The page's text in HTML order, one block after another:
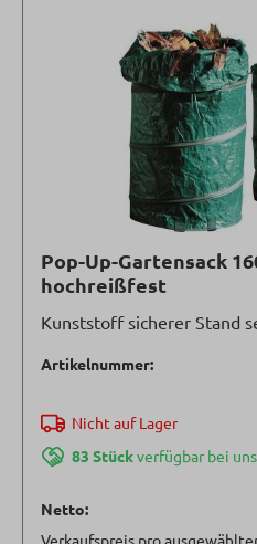
Pop-Up-Gartensack
hochreißfest
Kunststoff sicherer Stand
Artikelnummer:
Nicht auf Lager
83 Stückverfügbar bei
Netto:
Verkaufspreis pro